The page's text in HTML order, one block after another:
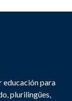
educación para
plurilingües,